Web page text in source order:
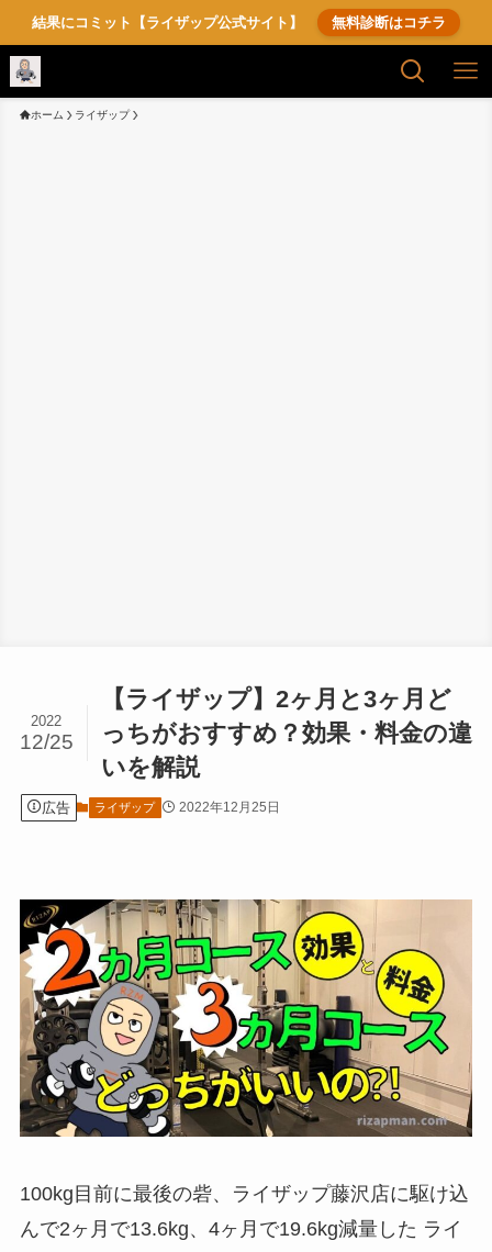
結果にコミット【ライザップ公式サイト】 無料診断はコチラ
ホーム ライザップ
【ライザップ】2ヶ月と3ヶ月ど
っちがおすすめ？効果・料金の違
いを解説
2022
12/25
広告 ライザップ 2022年12月25日
100kg目前に最後の砦、ライザップ藤沢店に駆け込
んで2ヶ月で13.6kg、4ヶ月で19.6kg減量した ライ